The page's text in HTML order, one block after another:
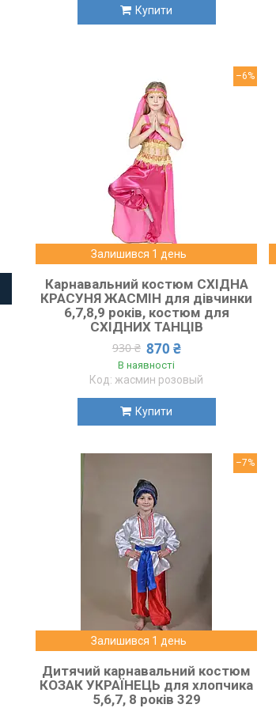
Купити
–6%
Залишився 1 день
Карнавальний костюм СХІДНА
КРАСУНЯ ЖАСМІН для дівчинки
6,7,8,9 років, костюм для
СХІДНИХ ТАНЦІВ
930 ₴ 870 ₴
В наявності
жасмин розовый
Купити
–7%
Залишився 1 день
Дитячий карнавальний костюм
КОЗАК УКРАЇНЕЦЬ для хлопчика
5,6,7, 8 років 329